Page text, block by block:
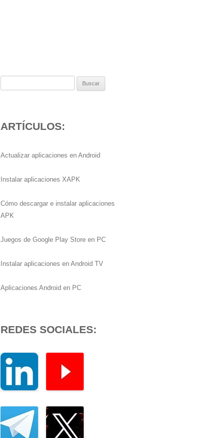
ARTÍCULOS:
Actualizar aplicaciones en Android
Instalar aplicaciones XAPK
Cómo descargar e instalar aplicaciones
APK
Juegos de Google Play Store en PC
Instalar aplicaciones en Android TV
Aplicaciones Android en PC
REDES SOCIALES: